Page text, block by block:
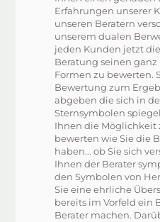
Erfahrungen unserer
unseren Beratern
unserem dualen
jeden Kunden jetzt
Beratung seinen
Formen zu bewerten.
Bewertung zum
abgeben die sich in
Sternsymbolen
Ihnen die Möglichkeit
bewerten wie Sie die
haben... ob Sie sich
Ihnen der Berater
den Symbolen von
Sie eine ehrliche
bereits im Vorfeld ein
Berater machen.